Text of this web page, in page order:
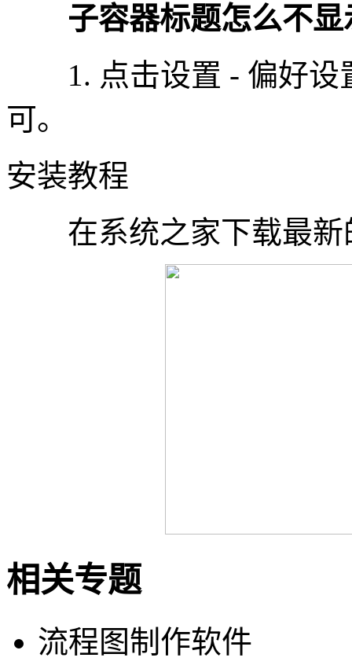
子容器标题怎么不显
1. 点击设置 - 偏好设
可。
安装教程
在系统之家下载最新
相关专题
流程图制作软件